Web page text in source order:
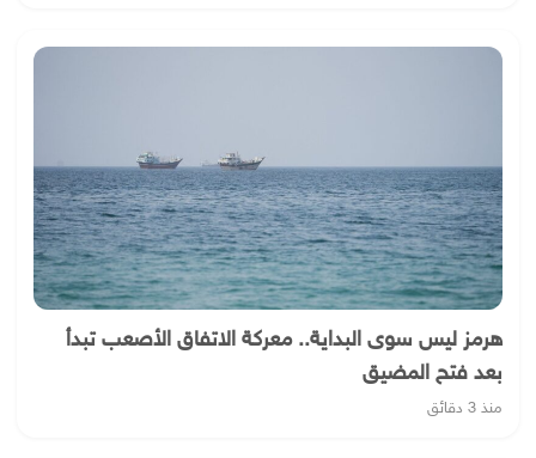
هرمز ليس سوى البداية.. معركة الاتفاق الأصعب تبدأ
بعد فتح المضيق
منذ 3 دقائق